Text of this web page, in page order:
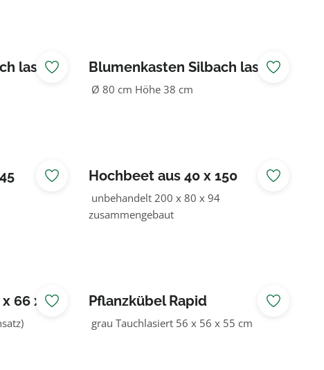
lasiert Blumenkasten Silbach lasiert
Ø 80 cm Höhe 38 cm
Hochbeet aus 40 x 150
unbehandelt 200 x 80 x 94
zusammengebaut
66 x 85
Pflanzkübel Rapid
grau Tauchlasiert 56 x 56 x 55 cm